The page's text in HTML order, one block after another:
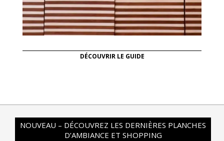
DÉCOUVRIR LE GUIDE
NOUVEAU – DÉCOUVREZ LES DERNIÈRES PLANCHES
D’AMBIANCE ET SHOPPING